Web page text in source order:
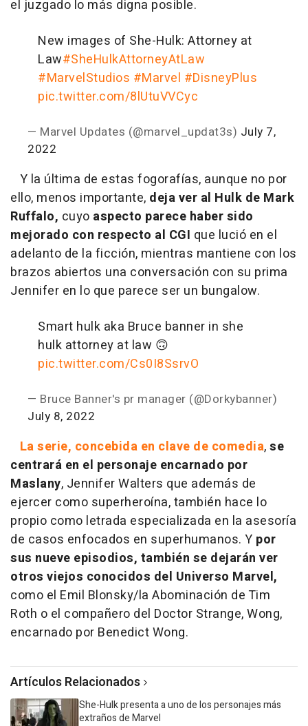
el juzgado lo más digna posible.
New images of She-Hulk: Attorney at
Law#SheHulkAttorneyAtLaw
#MarvelStudios #Marvel #DisneyPlus
pic.twitter.com/8lUtuVVCyc
— Marvel Updates (@marvel_updat3s) July 7,
2022
Y la última de estas fogorafías, aunque no por
ello, menos importante, deja ver al Hulk de Mark
Ruffalo, cuyo aspecto parece haber sido
mejorado con respecto al CGI que lució en el
adelanto de la ficción, mientras mantiene con los
brazos abiertos una conversación con su prima
Jennifer en lo que parece ser un bungalow.
Smart hulk aka Bruce banner in she
hulk attorney at law 🙃
pic.twitter.com/Cs0I8SsrvO
— Bruce Banner's pr manager (@Dorkybanner)
July 8, 2022
La serie, concebida en clave de comedia,se
centrará en el personaje encarnado por
Maslany, Jennifer Walters que además de
ejercer como superheroína, también hace lo
propio como letrada especializada en la asesoría
de casos enfocados en superhumanos. Y por
sus nueve episodios, también se dejarán ver
otros viejos conocidos del Universo Marvel,
como el Emil Blonsky/la Abominación de Tim
Roth o el compañero del Doctor Strange, Wong,
encarnado por Benedict Wong.
Artículos Relacionados
She-Hulk presenta a uno de los personajes más
extraños de Marvel